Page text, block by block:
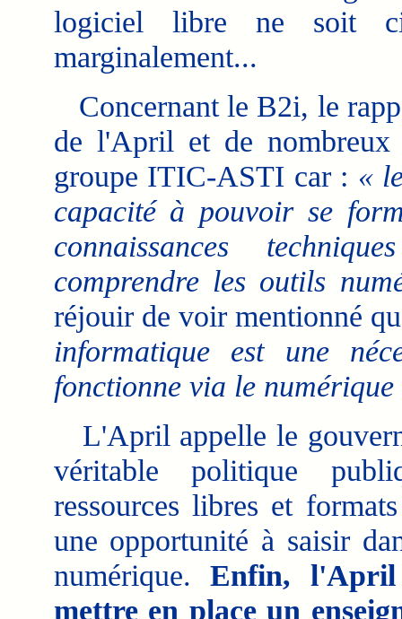
logiciel libre ne soit
marginalement...
Concernant le B2i, le
de l'April et de nombreux
groupe ITIC-ASTI car : «
capacité à pouvoir se
connaissances
comprendre les outils
réjouir de voir mentionné
informatique est une
fonctionne via le numérique
L'April appelle le
véritable politique
ressources libres et
une opportunité à saisir
numérique.Enfin, l'April
mettre en place un